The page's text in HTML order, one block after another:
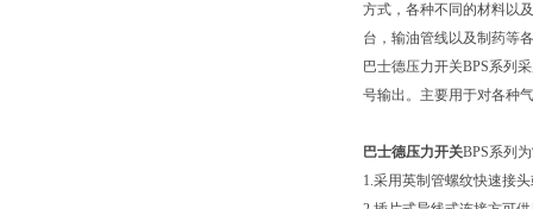
方式，各种不同的材料以
台，输油管线以及制药等
巴士德压力开关BPS系列
号输出。主要用于对各种
巴士德压力开关BPS系列
1.采用英制管螺纹快速接